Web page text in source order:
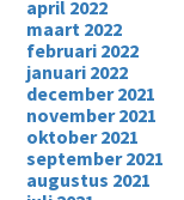
april 2022
maart 2022
februari 2022
januari 2022
december 2021
november 2021
oktober 2021
september 2021
augustus 2021